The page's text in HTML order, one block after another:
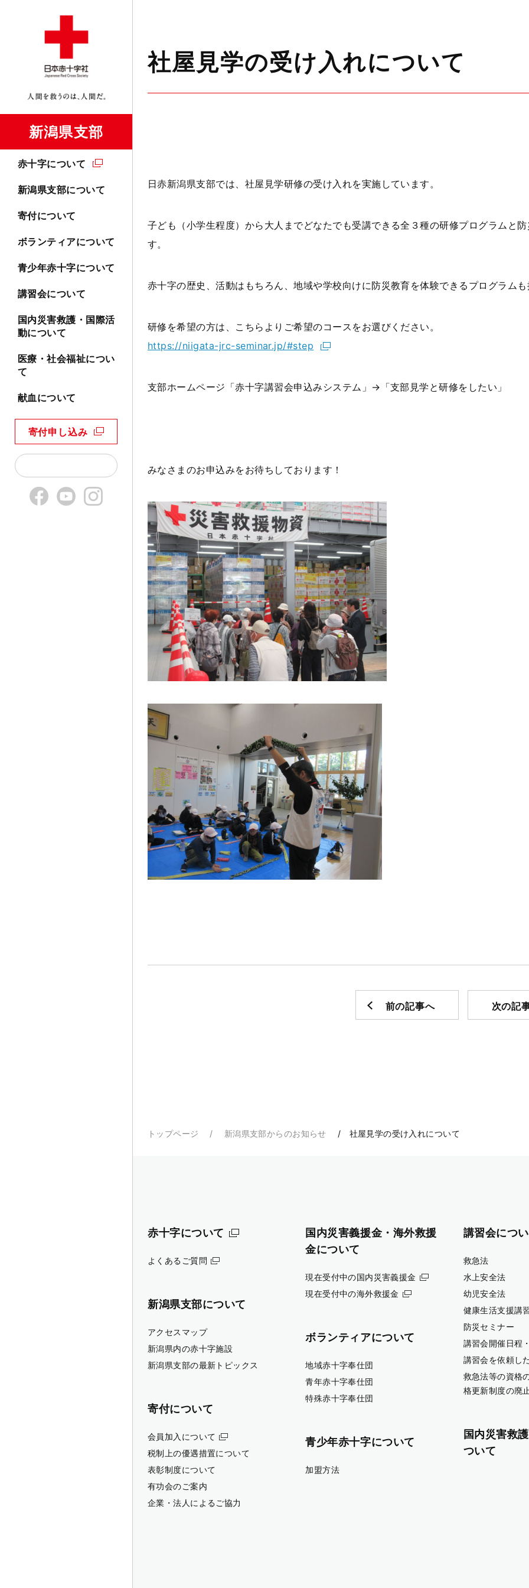
新潟県支部
赤十字について
新潟県支部について
寄付について
ボランティアについて
青少年赤十字について
講習会について
国内災害救護・国際活
動について
医療・社会福祉につい
て
献血について
寄付申し込み
社屋見学の受け入れについて
日赤新潟県支部では、社屋見学研修の受け入れを実施しています。
子ども（小学生程度）から大人までどなたでも受講できる全３種の研修プログラムと
す。
赤十字の歴史、活動はもちろん、地域や学校向けに防災教育を体験できるプログラム
研修を希望の方は、こちらよりご希望のコースをお選びください。
https://niigata-jrc-seminar.jp/#step
支部ホームページ「赤十字講習会申込みシステム」 → 「支部見学と研修をしたい」
みなさまのお申込みをお待ちしております！
前の記事へ 次の記
トップページ 新潟県支部からのお知らせ 社屋見学の受け入れについて
赤十字について
よくあるご質問
新潟県支部について
アクセスマップ
新潟県内の赤十字施設
新潟県支部の最新トピックス
寄付について
会員加入について
税制上の優遇措置について
表彰制度について
有功会のご案内
企業・法人によるご協力
国内災害義援金・海外救援
金について
現在受付中の国内災害義援金
現在受付中の海外救援金
ボランティアについて
地域赤十字奉仕団
青年赤十字奉仕団
特殊赤十字奉仕団
青少年赤十字について
加盟方法
講習会につ
救急法
水上安全法
幼児安全法
健康生活支援講
防災セミナー
講習会開催日程
講習会を依頼し
救急法等の資格
格更新制度の廃
国内災害救
ついて